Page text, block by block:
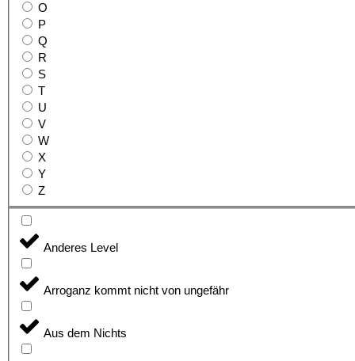
O
P
Q
R
S
T
U
V
W
X
Y
Z
Anderes Level
Arroganz kommt nicht von ungefähr
Aus dem Nichts